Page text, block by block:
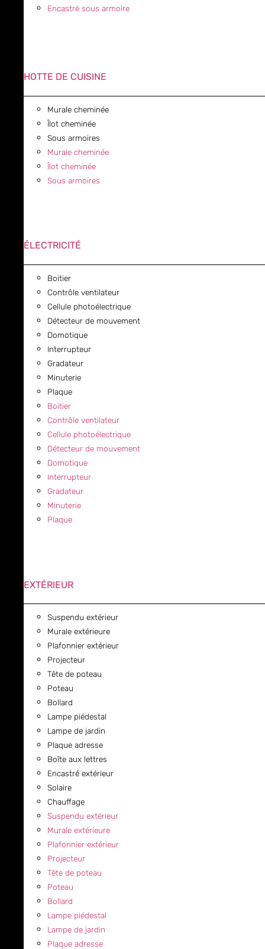
Encastré sous armoire
HOTTE DE CUISINE
Murale cheminée
Îlot cheminée
Sous armoires
Murale cheminée
Îlot cheminée
Sous armoires
ÉLECTRICITÉ
Boitier
Contrôle ventilateur
Cellule photoélectrique
Détecteur de mouvement
Domotique
Interrupteur
Gradateur
Minuterie
Plaque
Boitier
Contrôle ventilateur
Cellule photoélectrique
Détecteur de mouvement
Domotique
Interrupteur
Gradateur
Minuterie
Plaque
EXTÉRIEUR
Suspendu extérieur
Murale extérieure
Plafonnier extérieur
Projecteur
Tête de poteau
Poteau
Bollard
Lampe piédestal
Lampe de jardin
Plaque adresse
Boîte aux lettres
Encastré extérieur
Solaire
Chauffage
Suspendu extérieur
Murale extérieure
Plafonnier extérieur
Projecteur
Tête de poteau
Poteau
Bollard
Lampe piédestal
Lampe de jardin
Plaque adresse